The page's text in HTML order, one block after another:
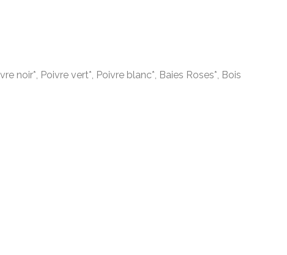
noir*, Poivre vert*, Poivre blanc*, Baies Roses*, Bois